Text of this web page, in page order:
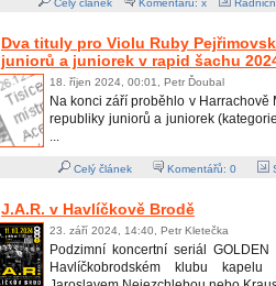
Celý článek Komentářů: x
Dva tituly pro Violu Ruby
juniorů a juniorek v rapid šachu
18. říjen 2024, 00:01, Petr Ďoubal
Na konci září proběhlo v Harrachově
republiky juniorů a juniorek
...
Celý článek Komentářů: 0
J.A.R. v Havlíčkově Brodě
23. září 2024, 14:40, Petr Kletečka
Podzimní koncertní seriál
Havlíčkobrodském klubu